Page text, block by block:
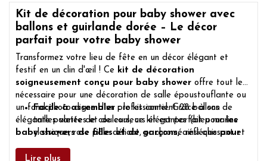
Kit de décoration pour baby shower avec
ballons et guirlande dorée – Le décor
parfait pour votre baby shower
Transformez votre lieu de fête en un décor élégant et
festif en un clin d'œil ! Ce kit de décoration
soigneusement conçu pour baby shower offre tout le
nécessaire pour une décoration de salle époustouflante ou
un fond photo digne d'un professionnel. Grâce à son
élégante palette de couleurs, ce kit est parfait pourles
baby showers de filles et de garçons,ainsi quepour
Facile à assembler :le kit contient 28 ballons de
tailles variées et de couleurs élégantes (bleu marine
classique, rose pâle délicat, or chromé réfléchissant et
bandes adhésives de 2 mètres de long incluses
Lire plus